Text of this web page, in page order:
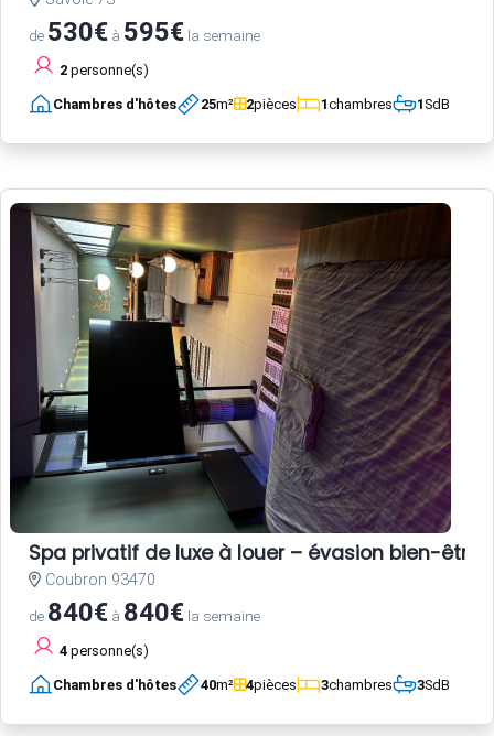
de 530€ à 595€ la semaine
2 personne(s)
Chambres d'hôtes 25m² 2pièces 1chambres 1SdB
Spa privatif de luxe à louer – évasion bien-être
Coubron 93470
de 840€ à 840€ la semaine
4 personne(s)
Chambres d'hôtes 40m² 4pièces 3chambres 3SdB